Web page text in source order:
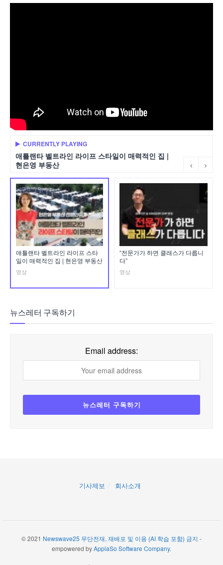
CURRENTLY PLAYING
애틀랜타 벨트라인 라이프 스타일이 매력적인 집 |
현은영 부동산
애틀랜타 벨트라인 라이프 스타
일이 매력적인 집 | 현은영 부동산
영상
“전문가가 하면 클래스가 다릅니
다”
영상
뉴스레터 구독하기
Email address:
기사제보 회사소개
© 2021 Newswave25 무단전재, 재배포 및 이용 (AI 학습 포함) 금지 -
empowered byApplaSo Software Company.